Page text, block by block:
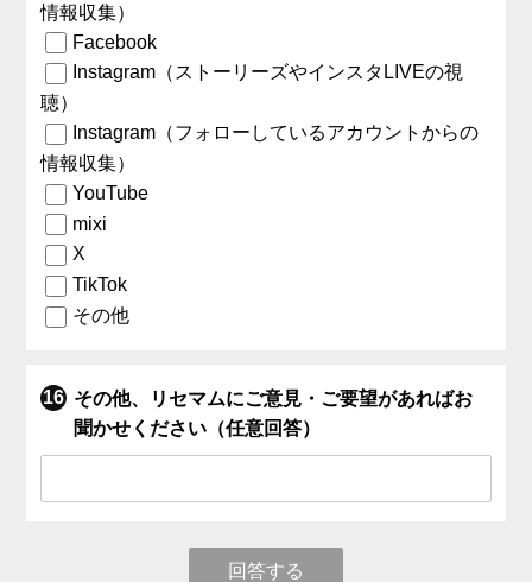
情報収集）
Facebook
Instagram（ストーリーズやインスタLIVEの視
聴）
Instagram（フォローしているアカウントからの
情報収集）
YouTube
mixi
X
TikTok
その他
その他、リセマムにご意見・ご要望があればお
聞かせください（任意回答）
回答する